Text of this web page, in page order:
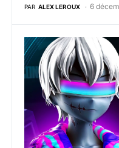
PAR ALEX LEROUX 6
web3 : RTFKT,